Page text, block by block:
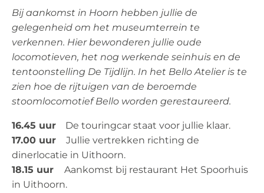
Bij aankomst in Hoorn hebben jullie de
gelegenheid om het museumterrein te
verkennen. Hier bewonderen jullie oude
locomotieven, het nog werkende seinhuis en de
tentoonstelling De Tijdlijn. In het Bello Atelier is te
zien hoe de rijtuigen van de beroemde
stoomlocomotief Bello worden gerestaureerd.
16.45 uur De touringcar staat voor jullie klaar.
17.00 uur
Jullie vertrekken richting de
dinerlocatie in Uithoorn.
18.15 uur
Aankomst bij restaurant Het Spoorhuis
in Uithoorn.